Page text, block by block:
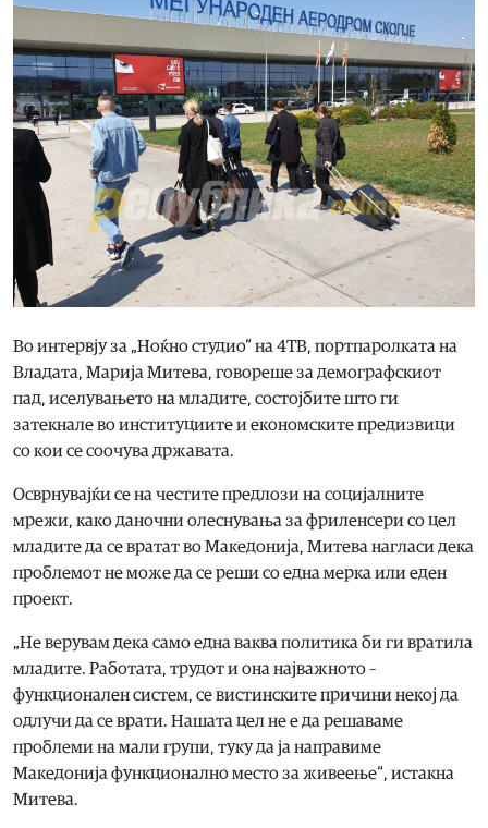
Во интервју за „Ноќно студио“ на 4ТВ, портпаролката на
Владата, Марија Митева, говореше за демографскиот
пад, иселувањето на младите, состојбите што ги
затекнале во институциите и економските предизвици
со кои се соочува државата.
Осврнувајќи се на честите предлози на социјалните
мрежи, како даночни олеснувања за фриленсери со цел
младите да се вратат во Македонија, Митева нагласи дека
проблемот не може да се реши со една мерка или еден
проект.
„Не верувам дека само една ваква политика би ги вратила
младите. Работата, трудот и она најважното –
функционален систем, се вистинските причини некој да
одлучи да се врати. Нашата цел не е да решаваме
проблеми на мали групи, туку да ја направиме
Македонија функционално место за живеење“, истакна
Митева.